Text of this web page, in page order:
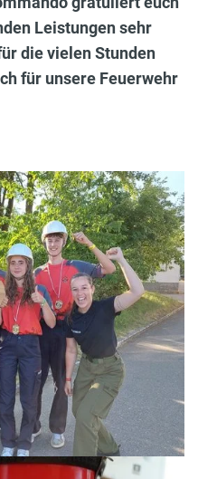
Leistungen sehr
die vielen Stunden
für unsere Feuerwehr